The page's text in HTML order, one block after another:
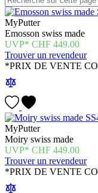
MyPutter
Emosson swiss made
CHF 449.00
Trouver un revendeur
*PRIX DE VENTE
MyPutter
Moiry swiss made
CHF 449.00
Trouver un revendeur
*PRIX DE VENTE